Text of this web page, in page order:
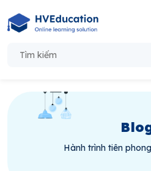
Hành trình tiên